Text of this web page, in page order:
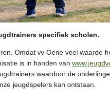
specifiek scholen.
Omdat vv Oene veel waarde
is in handen van
waardoor de
jeugdspelers kan ontstaan.